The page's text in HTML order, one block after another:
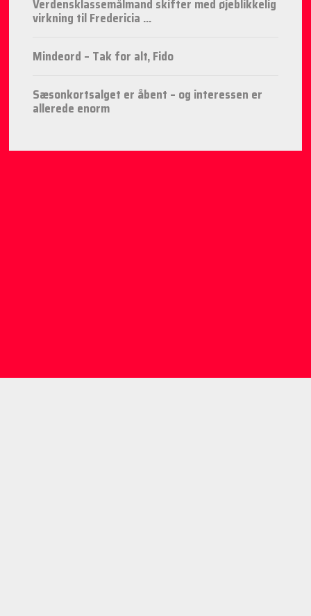
Verdensklassemålmand skifter med øjeblikkelig
virkning til Fredericia ...
Mindeord – Tak for alt, Fido
Sæsonkortsalget er åbent – og interessen er
allerede enorm